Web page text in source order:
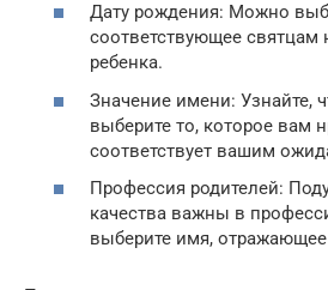
Дату рождения: Можно
соответствующее святцам
ребенка.
Значение имени: Узнайте,
выберите то, которое вам
соответствует вашим
Профессия родителей:
качества важны в
выберите имя, отражающее